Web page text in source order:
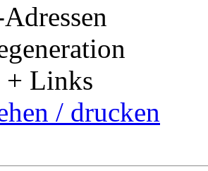
+ Links
/ drucken